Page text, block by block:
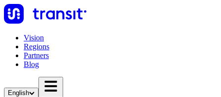
Vision
Regions
Partners
Blog
English